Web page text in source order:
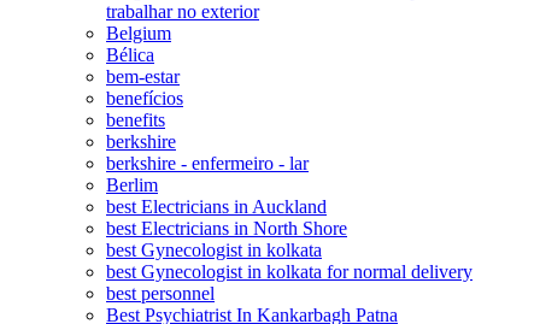
trabalhar no exterior
Belgium
Bélica
bem-estar
benefícios
benefits
berkshire
berkshire - enfermeiro - lar
Berlim
best Electricians in Auckland
best Electricians in North Shore
best Gynecologist in kolkata
best Gynecologist in kolkata for normal delivery
best personnel
Best Psychiatrist In Kankarbagh Patna